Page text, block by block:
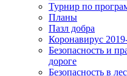
Турнир по
Планы
Пазл добра
Коронавирус
Безопасность и
дороге
Безопасность в